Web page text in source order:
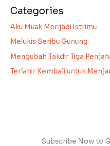
Categories
Aku Muak Menjadi Istrimu
Melukis Seribu Gunung
Mengubah Takdir Tiga
Terlahir Kembali untuk
Subscribe Now to